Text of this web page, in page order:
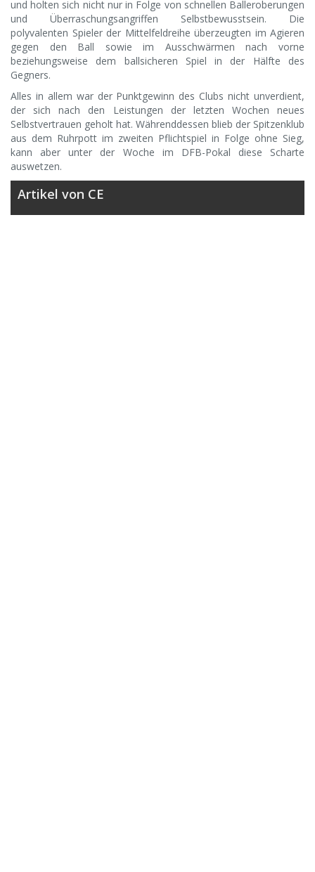
und holten sich nicht nur in Folge von schnellen Balleroberungen
und Überraschungsangriffen Selbstbewusstsein. Die
polyvalenten Spieler der Mittelfeldreihe überzeugten im Agieren
gegen den Ball sowie im Ausschwärmen nach vorne
beziehungsweise dem ballsicheren Spiel in der Hälfte des
Gegners.
Alles in allem war der Punktgewinn des Clubs nicht unverdient,
der sich nach den Leistungen der letzten Wochen neues
Selbstvertrauen geholt hat. Währenddessen blieb der Spitzenklub
aus dem Ruhrpott im zweiten Pflichtspiel in Folge ohne Sieg,
kann aber unter der Woche im DFB-Pokal diese Scharte
auswetzen.
Artikel von CE